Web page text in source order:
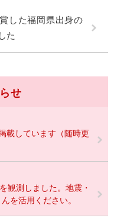
した福岡県出身の
た
せ
載しています（随時更
観測しました。地震・
を活用ください。